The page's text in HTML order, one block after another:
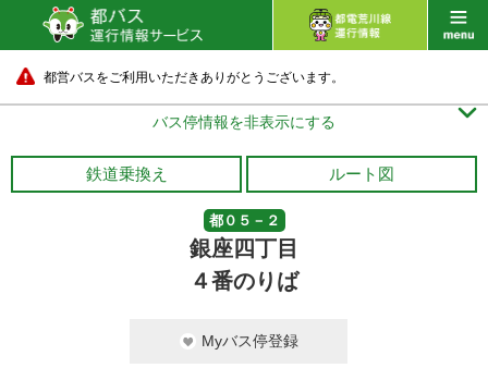
都営バスをご利用いただきありがとうございます。
バス停情報を非表示にする 
鉄道乗換え ルート図
都０５－２
銀座四丁目
４番のりば
Myバス停登録